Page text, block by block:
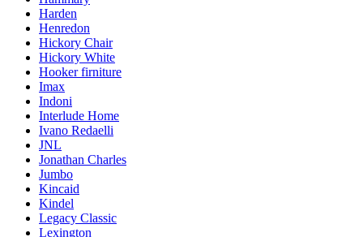
Harden
Henredon
Hickory Chair
Hickory White
Hooker firniture
Imax
Indoni
Interlude Home
Ivano Redaelli
JNL
Jonathan Charles
Jumbo
Kincaid
Kindel
Legacy Classic
Lexington